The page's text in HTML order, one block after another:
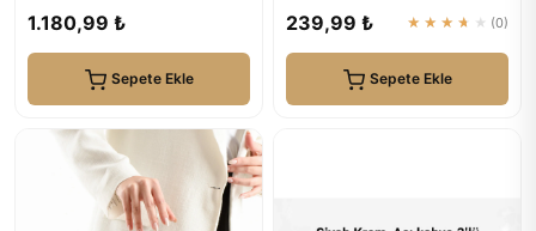
1.180,99 ₺
Sepete Ekle
239,99 ₺ ★★★★★ (0)
Sepete Ekle